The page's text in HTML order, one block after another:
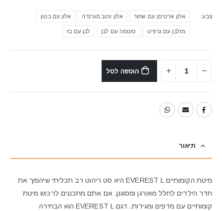
צבע אלון ארטיסן עם שחור אלון זהוב מגרנדה אלון עם בטון
מולבן עם גרפיט סונומה עם לבן לבן עם בז
הוספה לסל
תיאור
מיטת הקומותיים EVEREST L היא סט ריהוט רב תכליתי שיהפוך את
חדר הילדים לחלל מאורגן ומסוגנן. אם אתם מתכננים לרכוש מיטת
קומותיים עם מדפים ומגירות. דגם EVEREST L הוא הבחירה